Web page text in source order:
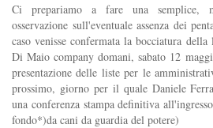
Ci prepariamo a fare una semplice,
osservazione sull'eventuale assenza dei
caso venisse confermata la bocciatura
Di Maio company domani, sabato 12
presentazione delle liste per le
prossimo, giorno per il quale Daniele
una conferenza stampa definitiva
fondo*)da cani da guardia del potere)